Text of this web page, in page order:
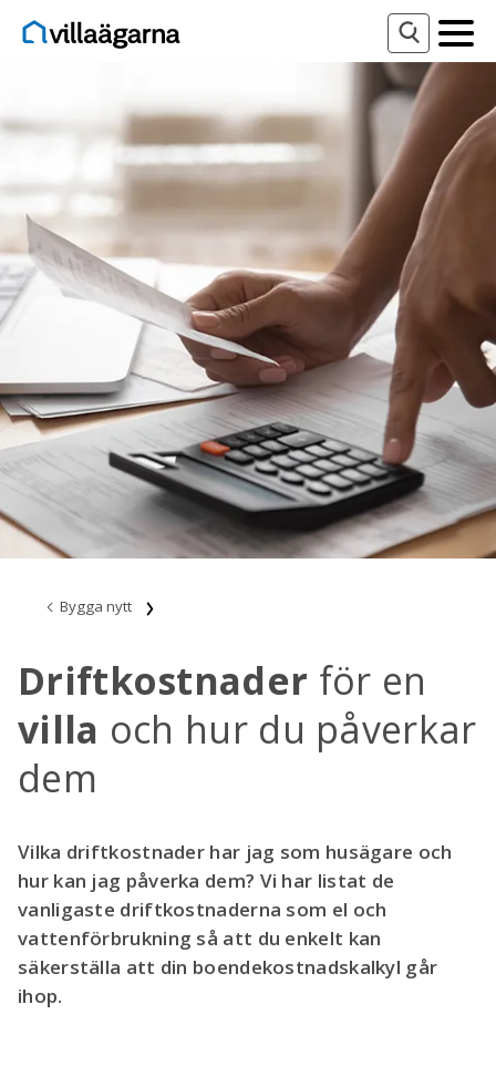
Bygga nytt
Driftkostnader för en
villa och hur du påverkar
dem
Vilka driftkostnader har jag som husägare och
hur kan jag påverka dem? Vi har listat de
vanligaste driftkostnaderna som el och
vattenförbrukning så att du enkelt kan
säkerställa att din boendekostnadskalkyl går
ihop.